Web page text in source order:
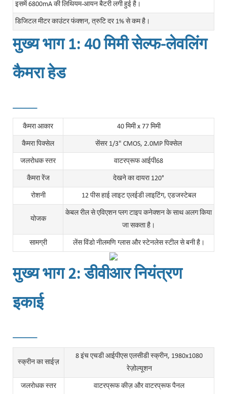
इसमें 6800mA की लिथियम-आयन बैटरी लगी हुई है।
डिजिटल मीटर काउंटर फंक्शन, त्रुटि दर 1% से कम है।
मुख्य भाग 1: 40 मिमी सेल्फ-लेवलिंग
कैमरा हेड
कैमरा आकार 40 मिमी x 77 मिमी
कैमरा पिक्सेल सेंसर 1/3" CMOS, 2.0MP पिक्सेल
जलरोधक स्तर वाटरप्रूफ आईपी68
कैमरा रेंज देखने का दायरा 120°
रोशनी 12 पीस हाई लाइट एलईडी लाइटिंग, एडजस्टेबल
योजक
केबल रील से एविएशन प्लग टाइप कनेक्शन के साथ अलग किया
जा सकता है।
सामग्री लेंस विंडो नीलमणि ग्लास और स्टेनलेस स्टील से बनी है।
मुख्य भाग 2: डीवीआर नियंत्रण
इकाई
स्क्रीन का साईज़
8 इंच एचडी आईपीएस एलसीडी स्क्रीन, 1980x1080
रेज़ोल्यूशन
जलरोधक स्तर वाटरप्रूफ कीज़ और वाटरप्रूफ पैनल